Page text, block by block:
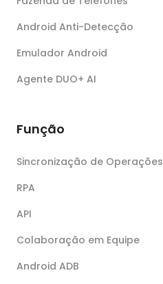
Android Anti-Detecção
Emulador Android
Agente DUO+ AI
Função
Sincronização de Operações
RPA
API
Colaboração em Equipe
Android ADB